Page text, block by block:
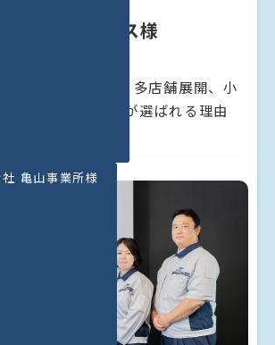
ホールディングス様
に成功！大規模・多店舗展開、小
にMAJOR FLOWが選ばれる理由
亀山事業所様